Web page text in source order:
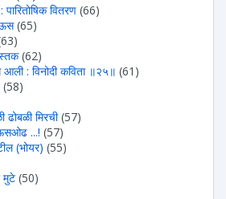
वितरण (66)
(65)
(62)
आली : विनोदी कविता ॥२५॥ (61)
(58)
ढोबळी मिरची (57)
...! (57)
(भोयर) (55)
मुटे (50)